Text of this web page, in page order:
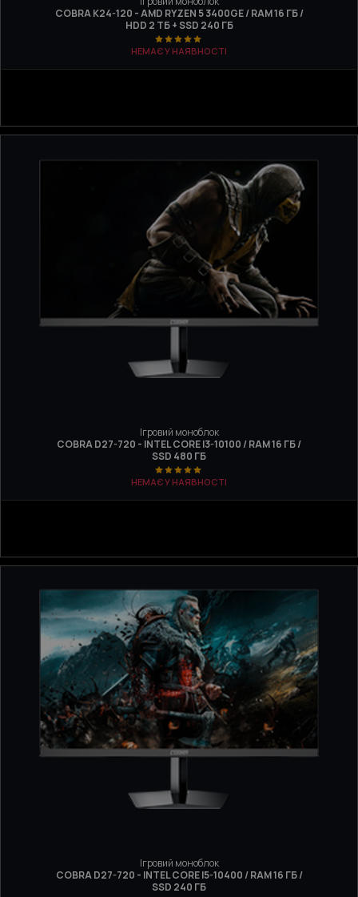
COBRA K24-120 - AMD RYZEN 5 3400GE / RAM 16 ГБ /
HDD 2 ТБ + SSD 240 ГБ
НЕМАЄ У НАЯВНОСТІ
Ігровий моноблок
COBRA D27-720 - INTEL CORE I3-10100 / RAM 16 ГБ /
SSD 480 ГБ
НЕМАЄ У НАЯВНОСТІ
Ігровий моноблок
COBRA D27-720 - INTEL CORE I5-10400 / RAM 16 ГБ /
SSD 240 ГБ